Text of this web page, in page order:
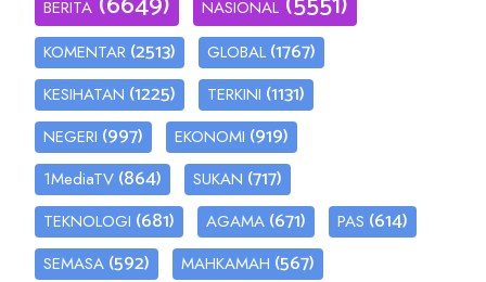
BERITA NASIONAL
KOMENTAR (2513) GLOBAL (1767)
KESIHATAN (1225) TERKINI (1131)
NEGERI (997) EKONOMI (919)
1MediaTV (864) SUKAN (717)
TEKNOLOGI (681) AGAMA (671) PAS (614)
SEMASA (592) MAHKAMAH (567)